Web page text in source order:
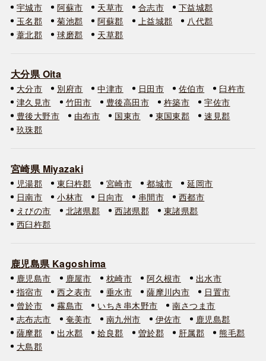
宇城市
阿蘇市 天草市 合志市
下益城郡
玉名郡
菊池郡 阿蘇郡 上益城郡
八代郡
葦北郡
球磨郡 天草郡
大分県 Oita
大分市 別府市 中津市 日田市 佐伯市
臼杵市
津久見市
竹田市 豊後高田市 杵築市
宇佐市
豊後大野市
由布市 国東市 東国東郡
速見郡
玖珠郡
宮崎県 Miyazaki
児湯郡 東臼杵郡 宮崎市 都城市
延岡市
日南市
小林市 日向市 串間市
西都市
えびの市
北諸県郡 西諸県郡
東諸県郡
西臼杵郡
鹿児島県 Kagoshima
鹿児島市 鹿屋市 枕崎市 阿久根市
出水市
指宿市
西之表市 垂水市 薩摩川内市
日置市
曾於市
霧島市 いちき串木野市
南さつま市
志布志市
奄美市 南九州市 伊佐市
鹿児島郡
薩摩郡
出水郡 姶良郡 曽於郡 肝属郡
熊毛郡
大島郡